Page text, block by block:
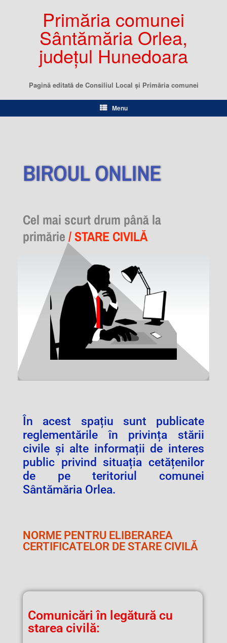
Primăria comunei
Sântămăria Orlea,
județul Hunedoara
Pagină editată de Consiliul Local şi Primăria comunei
Menu
BIROUL ONLINE
Cel mai scurt drum până la
primărie / STARE CIVILĂ
În acest spațiu sunt publicate
reglementările în privința stării
civile și alte informații de interes
public privind situația cetățenilor
de pe teritoriul comunei
Sântămăria Orlea.
NORME PENTRU ELIBERAREA
CERTIFICATELOR DE STARE CIVILĂ
Comunicări în legătură cu
starea civilă: